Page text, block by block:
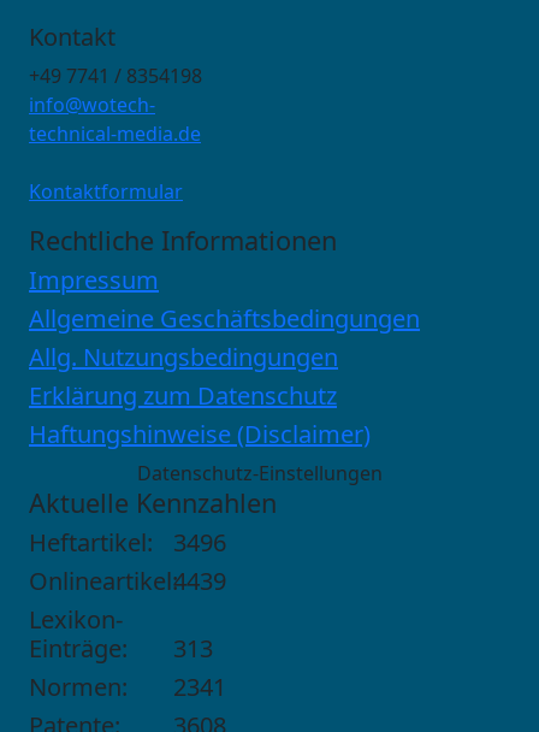
Kontakt
+49 7741 / 8354198
info@wotech-
technical-media.de
Kontaktformular
Rechtliche Informationen
Impressum
Allgemeine Geschäftsbedingungen
Allg. Nutzungsbedingungen
Erklärung zum Datenschutz
Haftungshinweise (Disclaimer)
Datenschutz-Einstellungen
Aktuelle Kennzahlen
Heftartikel:
3496
Onlineartikel:4439
Lexikon-
Einträge:
313
Normen:
2341
Patente:
3608